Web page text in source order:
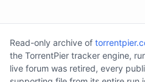
Read-only archive of
the TorrentPier tracker engine,
live forum was retired, every